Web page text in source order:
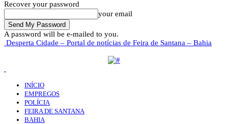
Recover your password
your email
A password will be e-mailed to you.
Desperta Cidade – Portal de notícias de Feira de Santana – Bahia
INÍCIO
EMPREGOS
POLÍCIA
FEIRA DE SANTANA
BAHIA